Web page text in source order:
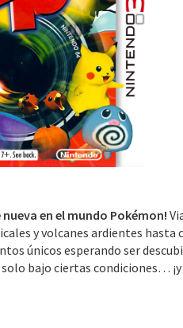
en el mundo Pokémon!
y volcanes ardientes
únicos esperando ser
bajo ciertas condiciones…